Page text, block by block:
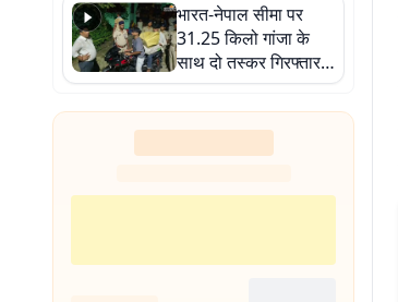
भारत-नेपाल सीमा पर
31.25 किलो गांजा के
साथ दो तस्कर गिरफ्तार,
नेपाली नंबर की बाइक
जब्त